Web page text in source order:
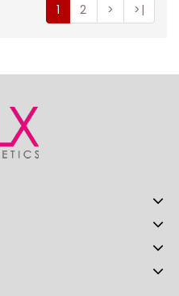
1
2 > >|